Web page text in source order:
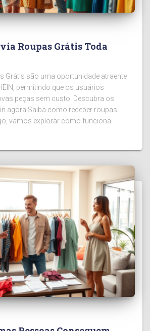
Roupas Grátis Toda
Grátis são uma oportunidade atraente
permitindo que os usuários
peças sem custo. Descubra os
agora!Saiba como receber roupas
vamos explorar como funciona